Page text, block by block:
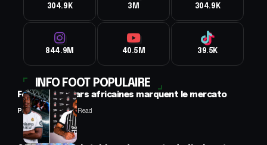
304.9K 3M 304.9K
844.9M 40.5M 39.5K
INFO FOOT POPULAIRE
Football : 2 stars africaines marquent le mercato
Panafrofoot2 Min Read